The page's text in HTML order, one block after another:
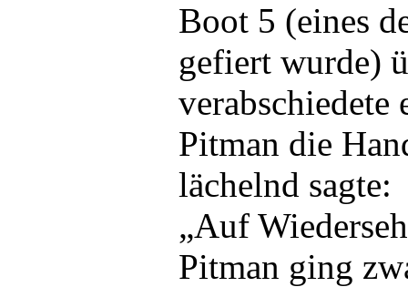
Boot 5 (eines
gefiert wurde)
verabschiedete
Pitman die
lächelnd sagte:
„Auf
Pitman ging